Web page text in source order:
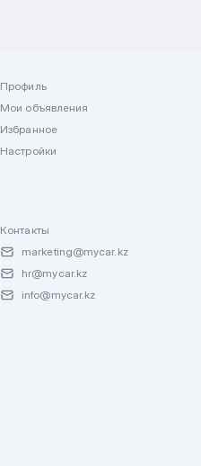
Профиль
Мои объявления
Избранное
Настройки
Контакты
marketing@mycar.kz
hr@mycar.kz
info@mycar.kz